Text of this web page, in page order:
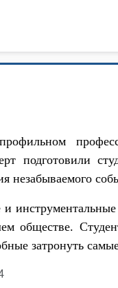
подготовили
незабываемого
обществе.
затронуть